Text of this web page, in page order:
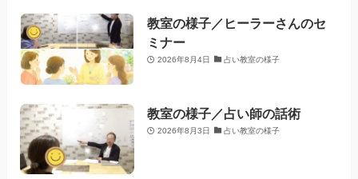
教室の様子／ヒーラーさんのセ
ミナー
2026年8月4日 占い教室の様子
教室の様子／占い師の話術
2026年8月3日 占い教室の様子